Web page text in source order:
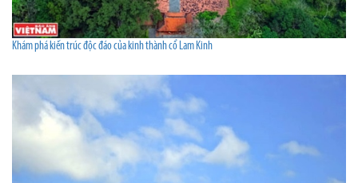
Khám phá kiến trúc độc đáo của kinh thành cổ Lam Kinh